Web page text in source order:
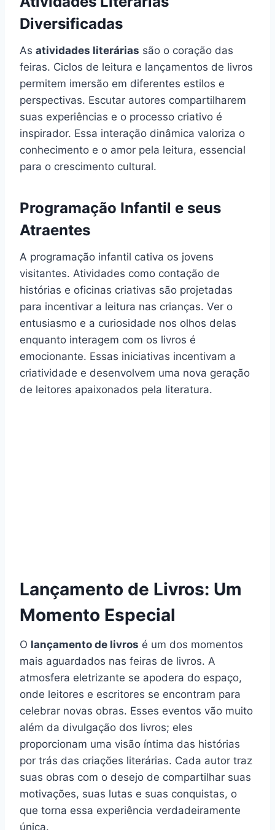
Diversificadas
As atividades literárias são o coração das
feiras. Ciclos de leitura e lançamentos de livros
permitem imersão em diferentes estilos e
perspectivas. Escutar autores compartilharem
suas experiências e o processo criativo é
inspirador. Essa interação dinâmica valoriza o
conhecimento e o amor pela leitura, essencial
para o crescimento cultural.
Programação Infantil e seus
Atraentes
A programação infantil cativa os jovens
visitantes. Atividades como contação de
histórias e oficinas criativas são projetadas
para incentivar a leitura nas crianças. Ver o
entusiasmo e a curiosidade nos olhos delas
enquanto interagem com os livros é
emocionante. Essas iniciativas incentivam a
criatividade e desenvolvem uma nova geração
de leitores apaixonados pela literatura.
Lançamento de Livros: Um
Momento Especial
O lançamento de livros é um dos momentos
mais aguardados nas feiras de livros. A
atmosfera eletrizante se apodera do espaço,
onde leitores e escritores se encontram para
celebrar novas obras. Esses eventos vão muito
além da divulgação dos livros; eles
proporcionam uma visão íntima das histórias
por trás das criações literárias. Cada autor traz
suas obras com o desejo de compartilhar suas
motivações, suas lutas e suas conquistas, o
que torna essa experiência verdadeiramente
única.